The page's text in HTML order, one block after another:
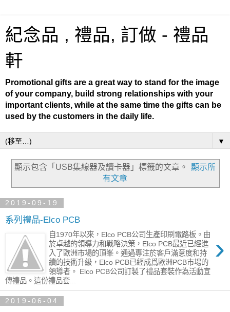
紀念品 , 禮品, 訂做 - 禮品
軒
Promotional gifts are a great way to stand for the image
of your company, build strong relationships with your
important clients, while at the same time the gifts can be
used by the customers in the daily life.
▼
顯示包含「USB集線器及讀卡器」 標籤的文章。
顯示所
有文章
2019-09-19
系列禮品-Elco PCB
›
自1970年以來，Elco PCB公司生產印刷電路板。由
於卓越的領導力和戰略決策，Elco PCB最近已經進
入了歐洲市場的頂峯。通過專注於客戶滿意度和持
續的技術升級，Elco PCB已經成爲歐洲PCB市場的
領導者。 Elco PCB公司訂製了禮品套裝作為活動宣
傳禮品。這份禮品套...
2019-06-04